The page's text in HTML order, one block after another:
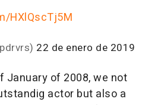
HXlQscTj5M
22 de enero de 2019
January of 2008, we not
actor but also a